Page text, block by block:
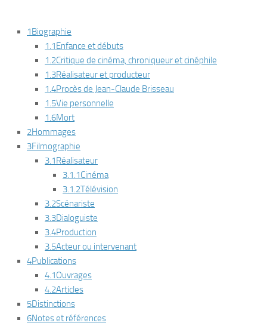
1Biographie
1.1Enfance et débuts
1.2Critique de cinéma, chroniqueur et cinéphile
1.3Réalisateur et producteur
1.4Procès de Jean-Claude Brisseau
1.5Vie personnelle
1.6Mort
2Hommages
3Filmographie
3.1Réalisateur
3.1.1Cinéma
3.1.2Télévision
3.2Scénariste
3.3Dialoguiste
3.4Production
3.5Acteur ou intervenant
4Publications
4.1Ouvrages
4.2Articles
5Distinctions
6Notes et références